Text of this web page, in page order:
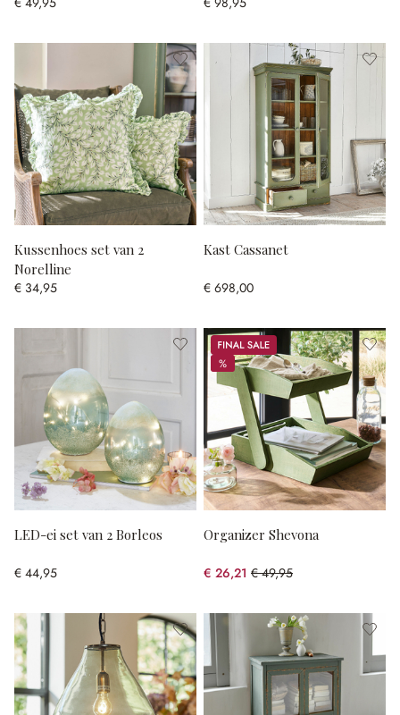
Kussenhoes set van 2
Norelline
€ 34,95
Kast Cassanet
€ 698,00
LED-ei set van 2 Borleos
€ 44,95
Sale
%
%
Organizer Shevona
€ 26,21 € 49,95
(47.53% gespart)